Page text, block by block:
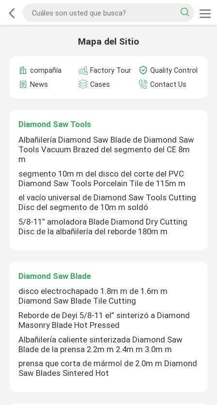
Mapa del Sitio
compañía Factory Tour
Quality Control
News
Cases Contact Us
Diamond Saw Tools
Albañilería Diamond Saw Blade de Diamond Saw
Tools Vacuum Brazed del segmento del CE 8m
m
segmento 10m m del disco del corte del PVC
Diamond Saw Tools Porcelain Tile de 115m m
el vacío universal de Diamond Saw Tools Cutting
Disc del segmento de 10m m soldó
5/8-11” amoladora Blade Diamond Dry Cutting
Disc de la albañilería del reborde 180m m
Diamond Saw Blade
disco electrochapado 1.8m m de 1.6m m
Diamond Saw Blade Tile Cutting
Reborde de Deyi 5/8-11 el” sinterizó a Diamond
Masonry Blade Hot Pressed
Albañilería caliente sinterizada Diamond Saw
Blade de la prensa 2.2m m 2.4m m 3.0m m
prensa que corta de mármol de 2.0m m Diamond
Saw Blades Sintered Hot